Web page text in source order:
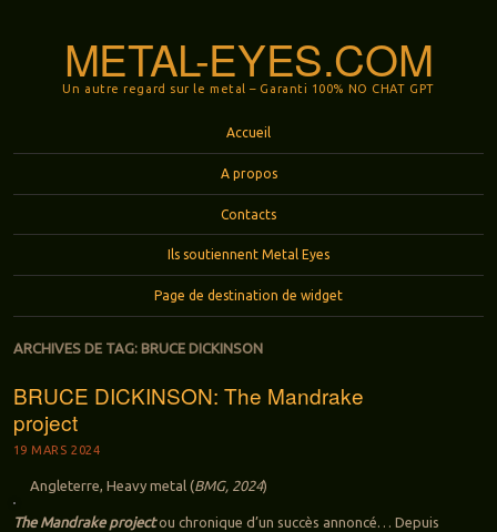
METAL-EYES.COM
Un autre regard sur le metal – Garanti 100% NO CHAT GPT
Accueil
A propos
Contacts
Ils soutiennent Metal Eyes
Page de destination de widget
ARCHIVES DE TAG: BRUCE DICKINSON
BRUCE DICKINSON: The Mandrake
project
19 MARS 2024
Angleterre, Heavy metal (BMG, 2024)
The Mandrake projectou chronique d’un succès annoncé… Depuis